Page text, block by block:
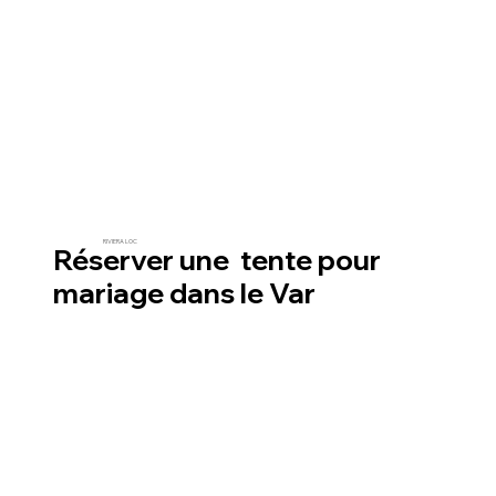
RIVIERA LOC
Réserver une tente pour
mariage dans le Var